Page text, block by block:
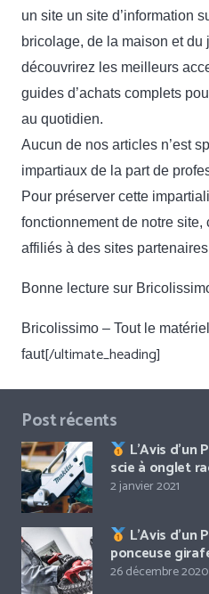
un site un site d’information
bricolage, de la maison et du
découvrirez les meilleurs
guides d’achats complets
au quotidien.
Aucun de nos articles n’est
impartiaux de la part de
Pour préserver cette
fonctionnement de notre
affiliés à des sites
Bonne lecture sur
Bricolissimo – Tout le
faut[/ultimate_heading]
Post récents
L’Avis
scie à onglet
2 janvier 2021
L’Avis
ponceuse
26 décembre 2020